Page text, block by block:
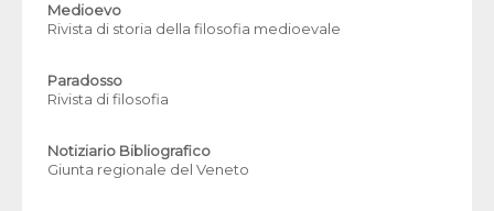
Medioevo
Rivista di storia della filosofia medioevale
Paradosso
Rivista di filosofia
Notiziario Bibliografico
Giunta regionale del Veneto